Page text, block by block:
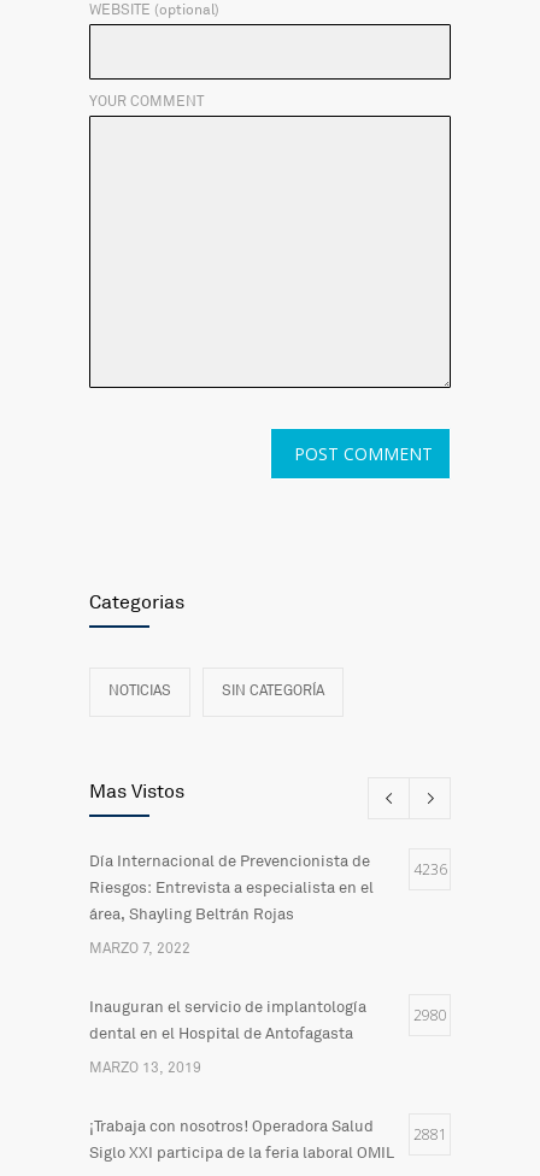
WEBSITE (optional)
YOUR COMMENT
Categorias
NOTICIAS SIN CATEGORÍA
Mas Vistos
Día Internacional de Prevencionista de
Riesgos: Entrevista a especialista en el
área, Shayling Beltrán Rojas
4236
MARZO 7, 2022
Inauguran el servicio de implantología
dental en el Hospital de Antofagasta
2980
MARZO 13, 2019
¡Trabaja con nosotros! Operadora Salud
Siglo XXI participa de la feria laboral OMIL
2881